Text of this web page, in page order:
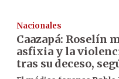
Nacionales
Caazapá: Roselín
asfixia y la
tras su deceso,